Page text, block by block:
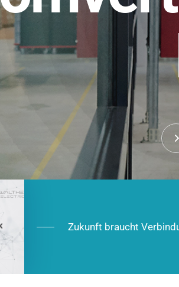
mit System. Robust im Alltag,
zukunftsfähig im Ausbau.
Zukunft braucht